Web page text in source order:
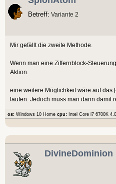
Betreff: Variante 2
Mir gefällt die zweite Methode.
Wenn man eine Ziffernblock-
Aktion.
eine weitere Möglichkeit wäre auf das
laufen. Jedoch muss man dann damit
os: Windows 10 Home cpu: Intel Core i7 6700K
DivineDominion